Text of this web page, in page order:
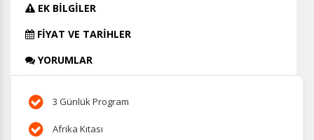
EK BİLGİLER
FİYAT VE TARİHLER
YORUMLAR
3 Günlük Program
Afrika Kıtası